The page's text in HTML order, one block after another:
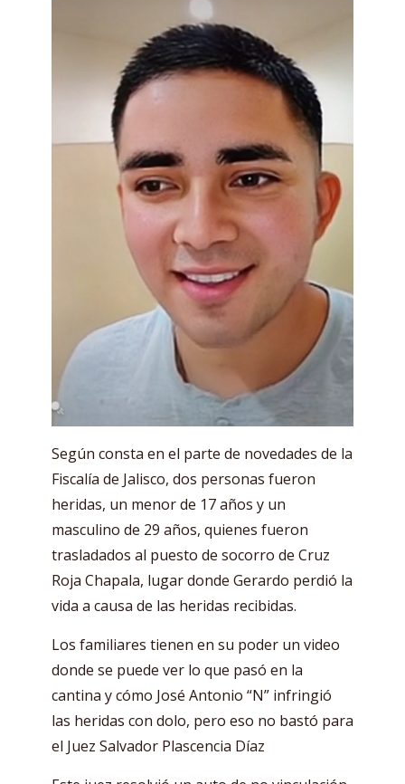
Según consta en el parte de novedades de la
Fiscalía de Jalisco, dos personas fueron
heridas, un menor de 17 años y un
masculino de 29 años, quienes fueron
trasladados al puesto de socorro de Cruz
Roja Chapala, lugar donde Gerardo perdió la
vida a causa de las heridas recibidas.
Los familiares tienen en su poder un video
donde se puede ver lo que pasó en la
cantina y cómo José Antonio “N” infringió
las heridas con dolo, pero eso no bastó para
el Juez Salvador Plascencia Díaz